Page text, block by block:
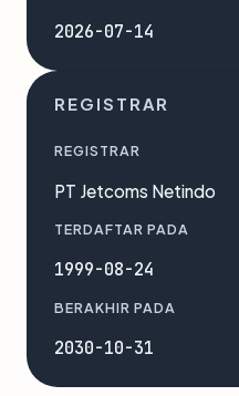
2026-07-14
REGISTRAR
REGISTRAR
PT Jetcoms Netindo
TERDAFTAR PADA
1999-08-24
BERAKHIR PADA
2030-10-31